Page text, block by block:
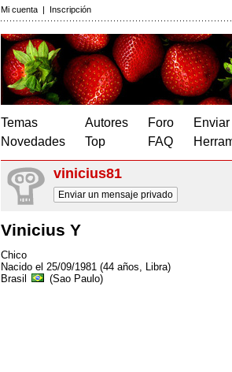
Mi cuenta | Inscripción
Temas
Novedades
Autores
Top
Foro
FAQ
vinicius81
Enviar un mensaje privado
Vinicius Y
Chico
Nacido el 25/09/1981 (44 años, Libra)
Brasil
(Sao Paulo)